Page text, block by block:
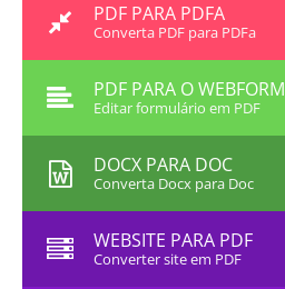
PDF PARA PDFA
Converta PDF para PDFa
PDF PARA O WEBFORM
Editar formulário em PDF
DOCX PARA DOC
Converta Docx para Doc
WEBSITE PARA PDF
Converter site em PDF